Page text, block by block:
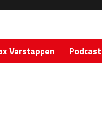
Verstappen Podcast